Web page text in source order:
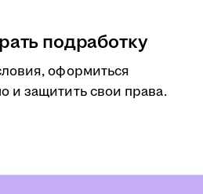
подработку
оформиться
и защитить свои права.